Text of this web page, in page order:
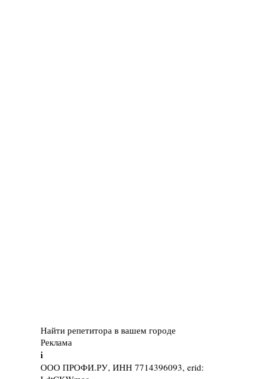
Найти репетитора в вашем городе
Реклама
i
ООО ПРОФИ.РУ, ИНН 7714396093, erid: